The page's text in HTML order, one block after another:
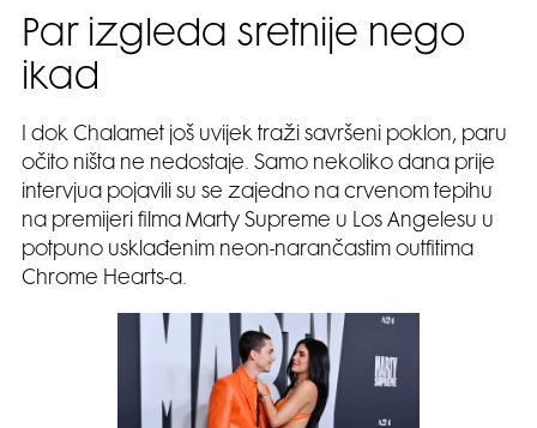
Par izgleda sretnije nego
ikad
I dok Chalamet još uvijek traži savršeni poklon, paru
očito ništa ne nedostaje. Samo nekoliko dana prije
intervjua pojavili su se zajedno na crvenom tepihu
na premijeri filma Marty Supreme u Los Angelesu u
potpuno usklađenim neon-narančastim outfitima
Chrome Hearts-a.